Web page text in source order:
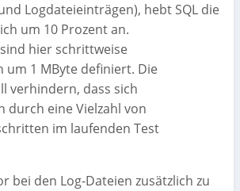
Logdateieinträgen), hebt SQL die
um 10 Prozent an.
hier schrittweise
um 1 MByte definiert. Die
verhindern, dass sich
durch eine Vielzahl von
im laufenden Test
bei den Log-Dateien zusätzlich zu